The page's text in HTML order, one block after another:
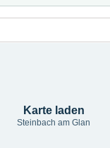
Karte laden
Steinbach am Glan